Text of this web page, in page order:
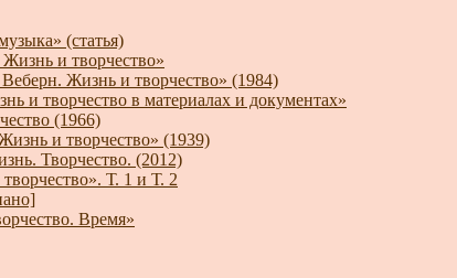
(статья)
и творчество»
Жизнь и творчество» (1984)
творчество в материалах и документах»
(1966)
и творчество» (1939)
Творчество. (2012)
Т. 1 и Т. 2
Время»